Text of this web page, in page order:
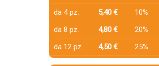
da 4 pz.
5,40 €
10%
da 8 pz.
4,80 €
20%
da 12 pz.
4,50 € 25%